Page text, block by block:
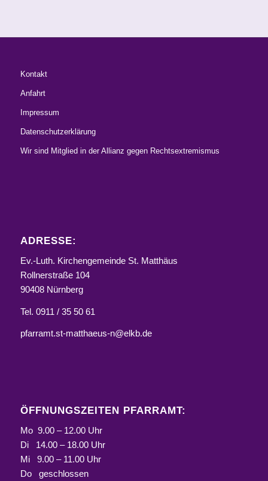
Kontakt
Anfahrt
Impressum
Datenschutzerklärung
Wir sind Mitglied in der Allianz gegen Rechtsextremismus
ADRESSE:
Ev.-Luth. Kirchengemeinde St. Matthäus
Rollnerstraße 104
90408 Nürnberg
Tel. 0911 / 35 50 61
pfarramt.st-matthaeus-n@elkb.de
ÖFFNUNGSZEITEN PFARRAMT:
Mo 9.00 – 12.00 Uhr
Di 14.00 – 18.00 Uhr
Mi 9.00 – 11.00 Uhr
Do geschlossen